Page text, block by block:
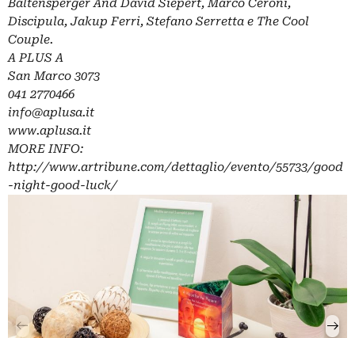
Baltensperger And David Siepert, Marco Ceroni,
Discipula, Jakup Ferri, Stefano Serretta e The Cool
Couple.
A PLUS A
San Marco 3073
041 2770466
info@aplusa.it
www.aplusa.it
MORE INFO:
http://www.artribune.com/dettaglio/evento/55733/good
-night-good-luck/